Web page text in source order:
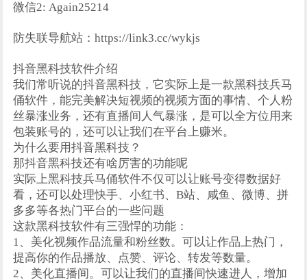
微信2: Again25214
防失联导航站：https://link3.cc/wykjs
抖音黑科技软件介绍
我们常听说的抖音黑科技，它实际上是一款黑科技兵马
俑软件，能完美解决短视频的视频方面的事情、个人粉
丝暴涨业务，还有直播间人气暴涨，是可以全方位用来
包装账号的，还可以让我们在平台上赚米。
为什么要用抖音黑科技？
那抖音黑科技还有啥厉害的功能呢
实际上黑科技兵马俑软件不仅可以让账号变得数据好
看，还可以处理快手、小红书、B站、咸鱼、微博、拼
多多等各热门平台的一些问题
这款黑科技软件有三强悍的功能：
1、美化视频作品流量和粉丝数。可以让作品上热门，
提高你的作品播放、点赞、评论、转发等数量。
2、美化直播间。可以让我们的直播间快速进人，增加